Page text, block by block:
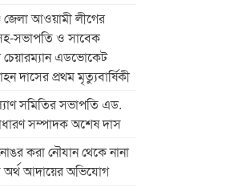
জেলা আওয়ামী লীগের
সভাপতি ও সাবেক
এডভোকেট
দাসের প্রথম মৃত্যুবার্ষিকী
সমিতির সভাপতি এড.
সম্পাদক অশেষ দাস
করা নৌযান থেকে নানা
আদায়ের অভিযোগ